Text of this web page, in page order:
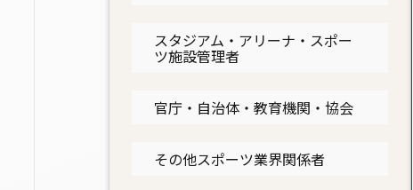
スタジアム・アリーナ・スポー
ツ施設管理者
官庁・自治体・教育機関・協会
その他スポーツ業界関係者